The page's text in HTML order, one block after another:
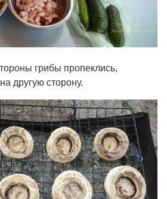
грибы пропеклись,
другую сторону.